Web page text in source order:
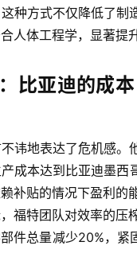
种方式不仅降低了制
人体工程学，显著提
比亚迪的成
讳地表达了危机感。
产成本达到比亚迪墨
补贴的情况下盈利的能
福特团队对效率的压
件总量减少20%，紧